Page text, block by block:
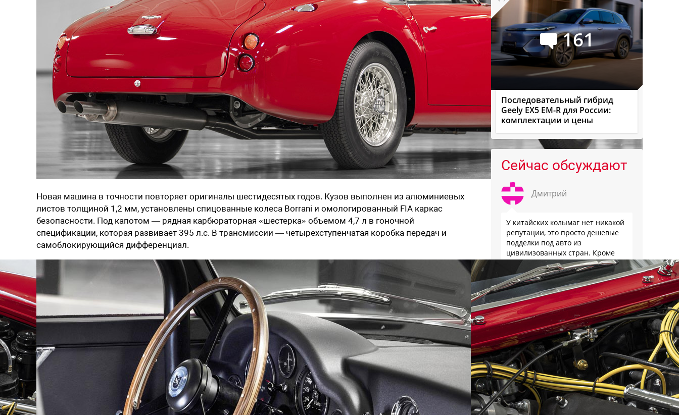
Новая машина в точности повторяет оригиналы шестидесятых годов. Кузов выполнен из алюминиевых
листов толщиной 1,2 мм, установлены спицованные колеса Borrani и омологированный FIA каркас
безопасности. Под капотом — рядная карбюраторная «шестерка» объемом 4,7 л в гоночной
спецификации, которая развивает 395 л.с. В трансмиссии — четырехступенчатая коробка передач и
самоблокирующийся дифференциал.
161
Последовательный гибрид
Geely EX5 EM-R для России:
комплектации и цены
Сейчас обсуждают
Дмитрий
У китайских колымаг нет никакой
репутации, это просто дешевые
подделки под авто из
цивилизованных стран. Кроме
того в китайском автопроме
сильнейший спад производства
(более 20% по итогам года)и
почти все китайские
производители работают …
Евгений
При этом обе веревки
произведены на одном заводе в
Китае. Например, как Мазда СХ5 и
Чанган. А серенькая и грубая
привезена контрабандой через
Киргизию, а модненькая типа с
гарантией
Дмитрий